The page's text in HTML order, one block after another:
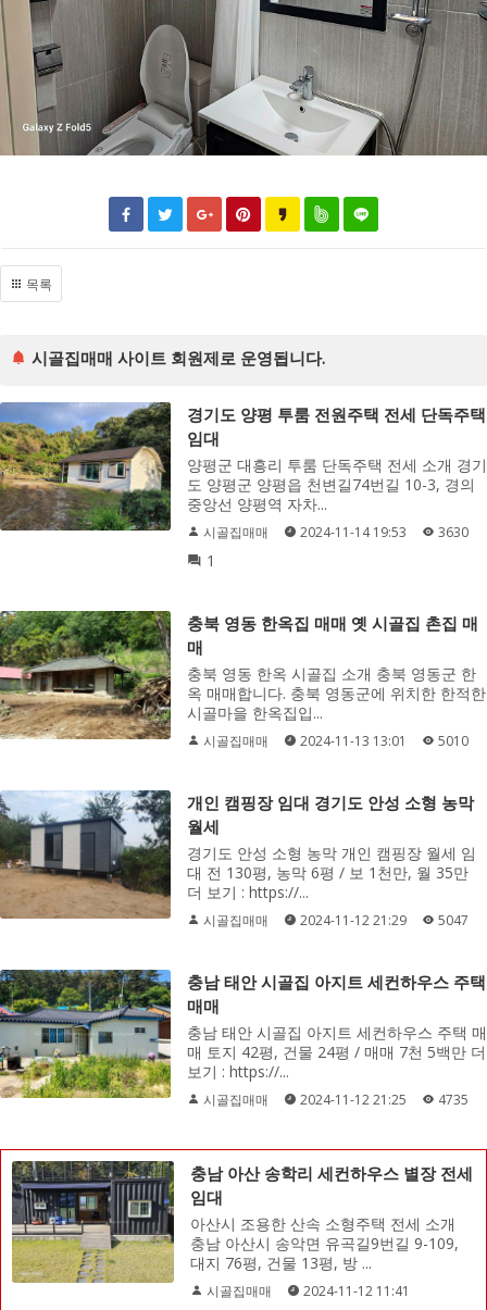
목록
시골집매매 사이트 회원제로 운영됩니다.
경기도 양평 투룸 전원주택 전세 단독주택
임대
양평군 대흥리 투룸 단독주택 전세 소개 경기
도 양평군 양평읍 천변길74번길 10-3, 경의
중앙선 양평역 자차...
시골집매매 2024-11-14 19:53 3630
1
충북 영동 한옥집 매매 옛 시골집 촌집 매
매
충북 영동 한옥 시골집 소개 충북 영동군 한
옥 매매합니다. 충북 영동군에 위치한 한적한
시골마을 한옥집입...
시골집매매 2024-11-13 13:01 5010
개인 캠핑장 임대 경기도 안성 소형 농막
월세
경기도 안성 소형 농막 개인 캠핑장 월세 임
대 전 130평, 농막 6평 / 보 1천만, 월 35만
더 보기 : https://...
시골집매매 2024-11-12 21:29 5047
충남 태안 시골집 아지트 세컨하우스 주택
매매
충남 태안 시골집 아지트 세컨하우스 주택 매
매 토지 42평, 건물 24평 / 매매 7천 5백만 더
보기 : https://...
시골집매매 2024-11-12 21:25 4735
충남 아산 송학리 세컨하우스 별장 전세
임대
아산시 조용한 산속 소형주택 전세 소개
충남 아산시 송악면 유곡길9번길 9-109,
대지 76평, 건물 13평, 방 ...
시골집매매
2024-11-12 11:41